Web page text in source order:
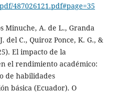
487026121.pdf#page=35
Minuche, A. de L., Granda
del C., Quiroz Ponce, K. G., &
El impacto de la
el rendimiento académico:
de habilidades
básica (Ecuador). O